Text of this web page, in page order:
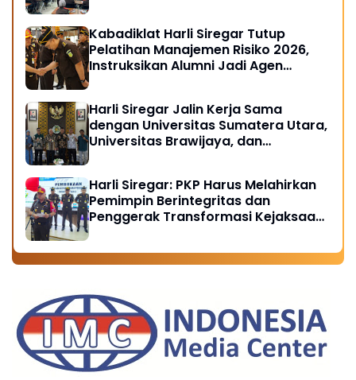
Kabadiklat Harli Siregar Tutup
Pelatihan Manajemen Risiko 2026,
Instruksikan Alumni Jadi Agen
Harli Siregar Jalin Kerja Sama
dengan Universitas Sumatera Utara,
Universitas Brawijaya, dan
Tempuh Pendidikan Doktor (S3)
Hukum
Harli Siregar: PKP Harus Melahirkan
Pemimpin Berintegritas dan
Penggerak Transformasi Kejaksaan